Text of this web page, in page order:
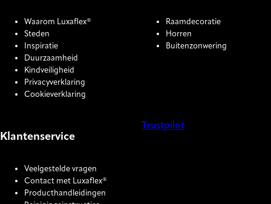
Waarom Luxaflex®
Steden
Inspiratie
Duurzaamheid
Kindveiligheid
Privacyverklaring
Cookieverklaring
Raamdecoratie
Horren
Buitenzonwering
Klantenservice
Veelgestelde vragen
Contact met Luxaflex®
Producthandleidingen
Trustpilot